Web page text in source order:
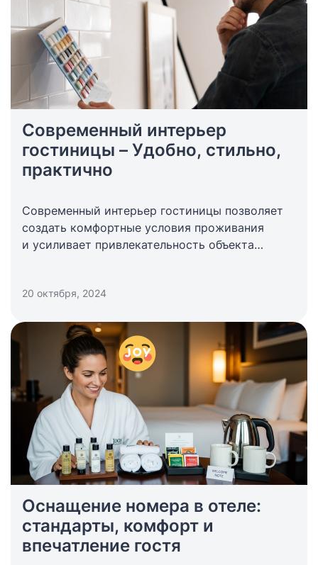
Современный интерьер
гостиницы – Удобно, стильно,
практично
Современный интерьер гостиницы позволяет
создать комфортные условия проживания
и усиливает привлекательность объекта
20 октября, 2024
Оснащение номера в отеле:
стандарты, комфорт и
впечатление гостя